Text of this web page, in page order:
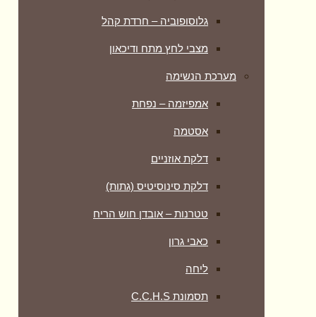
גלוסופוביה – חרדת קהל
מצבי לחץ מתח ודיכאון
מערכת הנשימה
אמפיזמה – נפחת
אסטמה
דלקת אוזניים
דלקת סינוסיטיס (גתות)
טטרנות – אובדן חוש הריח
כאבי גרון
ליחה
תסמונת C.C.H.S